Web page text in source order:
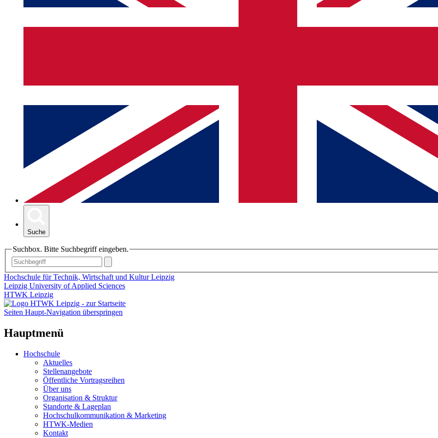
Suche
Suchbox. Bitte Suchbegriff eingeben.
Hochschule für Technik, Wirtschaft und Kultur Leipzig
Leipzig University of Applied Sciences
HTWK Leipzig
Seiten Haupt-Navigation überspringen
Hauptmenü
Hochschule
Aktuelles
Stellenangebote
Öffentliche Vortragsreihen
Über uns
Organisation & Struktur
Standorte & Lageplan
Hochschulkommunikation & Marketing
HTWK-Medien
Kontakt